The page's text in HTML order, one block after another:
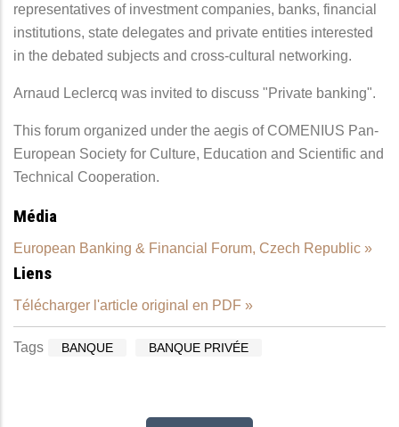
representatives of investment companies, banks, financial
institutions, state delegates and private entities interested
in the debated subjects and cross-cultural networking.
Arnaud Leclercq was invited to discuss "Private banking".
This forum organized under the aegis of COMENIUS Pan-
European Society for Culture, Education and Scientific and
Technical Cooperation.
Média
European Banking & Financial Forum, Czech Republic »
Liens
Télécharger l'article original en PDF »
Tags BANQUE BANQUE PRIVÉE